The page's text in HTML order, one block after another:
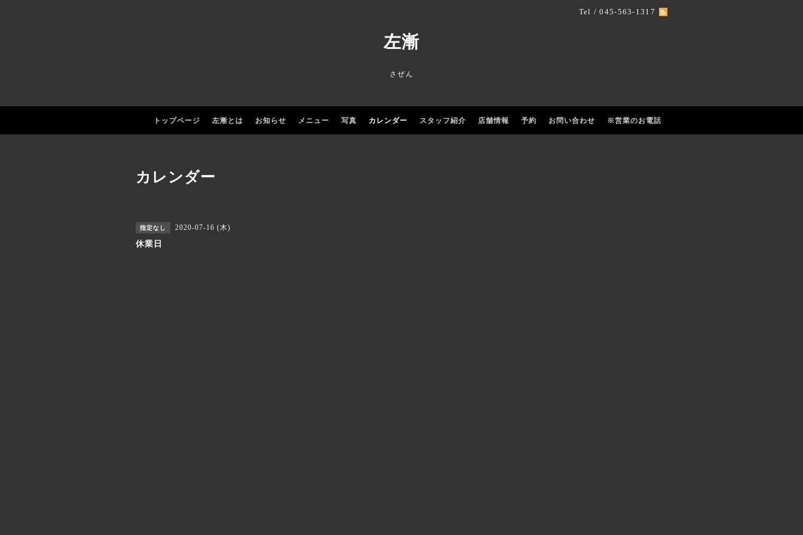
Tel / 045-563-1317
左漸
さぜん
トップページ 左漸とは お知らせ メニュー 写真 カレンダー スタッフ紹介 店舗情報 予約 お問い合わせ ※営業のお電話
カレンダー
指定なし 2020-07-16 (木)
休業日